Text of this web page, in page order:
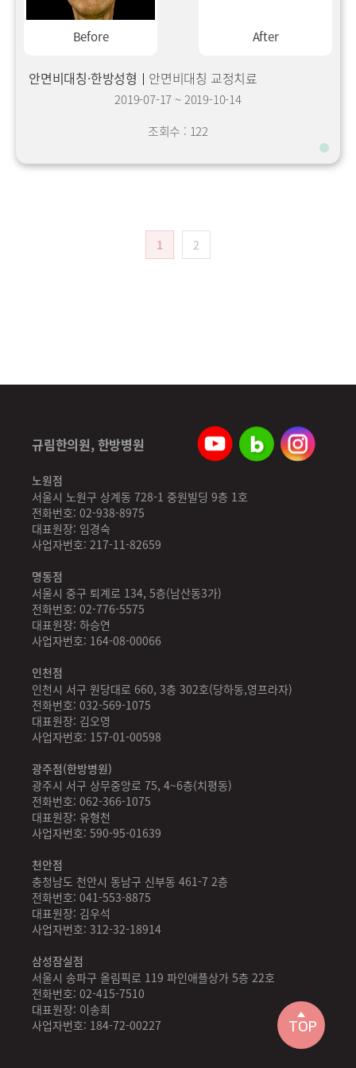
Before After
안면비대칭·한방성형 안면비대칭 교정치료
2019-07-17 ~ 2019-10-14
조회수 : 122
1 2
TOP
규림한의원, 한방병원
노원점
서울시 노원구 상계동 728-1 중원빌딩 9층 1호
전화번호: 02-938-8975
대표원장: 임경숙
사업자번호: 217-11-82659
명동점
서울시 중구 퇴계로 134, 5층(남산동3가)
전화번호: 02-776-5575
대표원장: 하승연
사업자번호: 164-08-00066
인천점
인천시 서구 원당대로 660, 3층 302호(당하동,영프라자)
전화번호: 032-569-1075
대표원장: 김오영
사업자번호: 157-01-00598
광주점(한방병원)
광주시 서구 상무중앙로 75, 4~6층(치평동)
전화번호: 062-366-1075
대표원장: 유형천
사업자번호: 590-95-01639
천안점
충청남도 천안시 동남구 신부동 461-7 2층
전화번호: 041-553-8875
대표원장: 김우석
사업자번호: 312-32-18914
삼성잠실점
서울시 송파구 올림픽로 119 파인애플상가 5층 22호
전화번호: 02-415-7510
대표원장: 이송희
사업자번호: 184-72-00227